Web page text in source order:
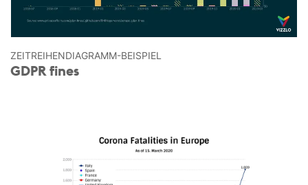
ZEITREIHEN­DIAGRAMM-BEISPIEL
GDPR fines